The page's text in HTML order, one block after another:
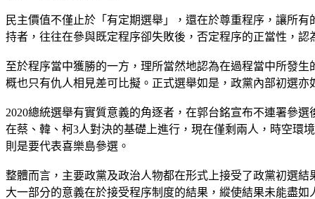
民主價值不僅止於「有定期選舉」，還在於尊重程序，讓所
持者，往往在參與既定程序卻失敗後，否定程序的正當性，
至於程序當中獲勝的一方，理所當然地認為在過程當中所發
概也只有仇人相見差可比擬。正式選舉如是，政黨內部初選亦
2020總統選舉有實質意義的角逐者，在郭台銘宣布不連署參
在蔡、韓、柯3人對決的基礎上進行，現在僅剩兩人，時空環
則是要代表喜樂島參選。
整體而言，主要政黨及政治人物都在形式上接受了政黨初選
大一部分的意義在於接受程序制度的結果，縱使結果未能盡